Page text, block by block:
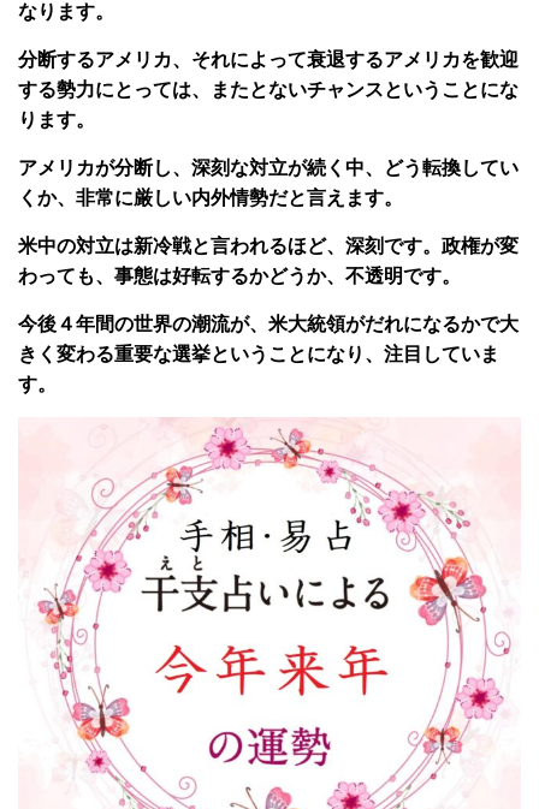
なります。
分断するアメリカ、それによって衰退するアメリカを歓迎
する勢力にとっては、またとないチャンスということにな
ります。
アメリカが分断し、深刻な対立が続く中、どう転換してい
くか、非常に厳しい内外情勢だと言えます。
米中の対立は新冷戦と言われるほど、深刻です。政権が変
わっても、事態は好転するかどうか、不透明です。
今後４年間の世界の潮流が、米大統領がだれになるかで大
きく変わる重要な選挙ということになり、注目していま
す。